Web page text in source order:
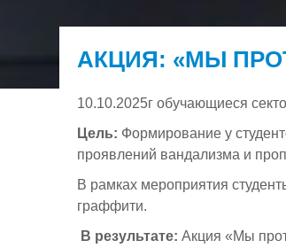
АКЦИЯ: «МЫ
10.10.2025г обучающиеся
Цель: Формирование у
проявлений вандализма и
В рамках мероприятия
граффити.
В результате: Акция «Мы